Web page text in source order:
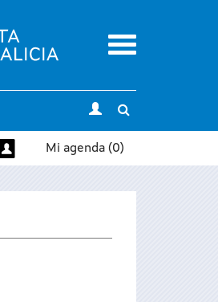
Menu
search
Mi agenda (0)